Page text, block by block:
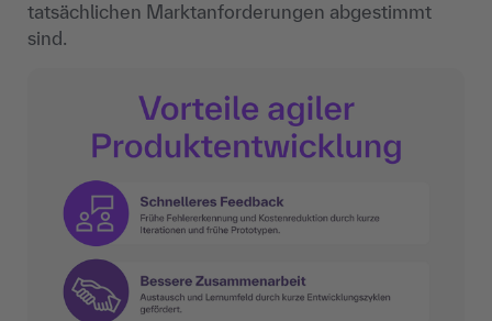
tatsächlichen Marktanforderungen abgestimmt
sind.